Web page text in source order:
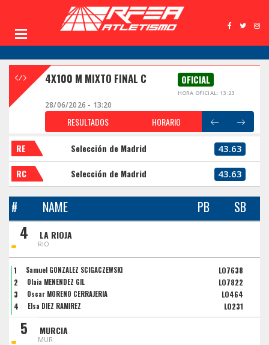
4X100 M MIXTO FINAL C OFICIAL
HORA OFICIAL: 13:23
28/06/2026 - 13:20
RESULTADOS HORARIO
RE Selección de Madrid 43.63
RC Selección de Madrid 43.63
# NAME PB SB
4 LA RIOJA
RIO
1 Samuel GONZALEZ SCIGACZEWSKI
LO7638
2
Olaia MENENDEZ GIL
LO7822
3
Oscar MORENO CERRAJERIA
LO464
4
Elsa DIEZ RAMIREZ LO231
5 MURCIA
MUR